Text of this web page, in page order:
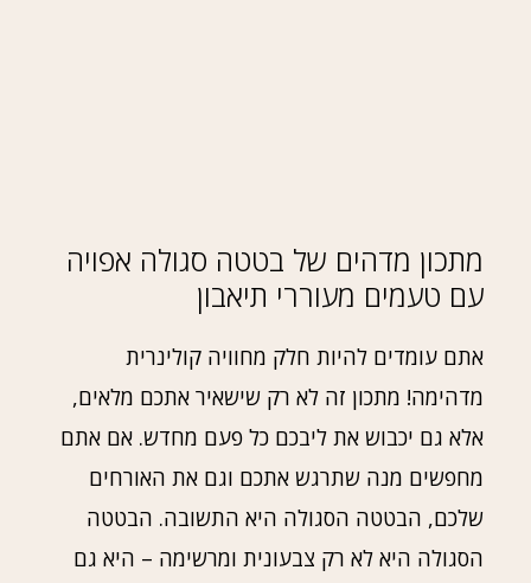
מתכון מדהים של בטטה סגולה אפויה
עם טעמים מעוררי תיאבון
אתם עומדים להיות חלק מחוויה קולינרית
מדהימה! מתכון זה לא רק שישאיר אתכם מלאים,
אלא גם יכבוש את ליבכם כל פעם מחדש. אם אתם
מחפשים מנה שתרגש אתכם וגם את האורחים
שלכם, הבטטה הסגולה היא התשובה. הבטטה
הסגולה היא לא רק צבעונית ומרשימה – היא גם